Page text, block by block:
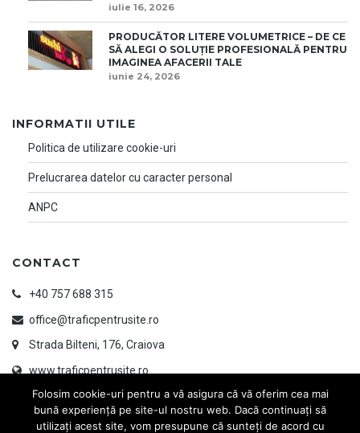
Folosim cookie-uri pentru a vă asigura că vă oferim cea mai
bună experiență pe site-ul nostru web. Dacă continuați să
utilizați acest site, vom presupune că sunteți de acord cu
iulie 16, 2026
PRODUCĂTOR LITERE VOLUMETRICE – DE CE
SĂ ALEGI O SOLUȚIE PROFESIONALĂ PENTRU
IMAGINEA AFACERII TALE
iunie 24, 2026
INFORMATII UTILE
Politica de utilizare cookie-uri
Prelucrarea datelor cu caracter personal
ANPC
CONTACT
+40 757 688 315
office@traficpentrusite.ro
Strada Bilteni, 176, Craiova
www.traficpentrusite.ro